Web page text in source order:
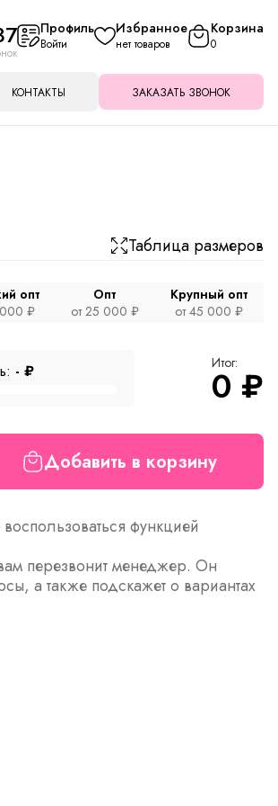
Профиль
Войти
Избранное
нет товаров
Корзина
0
КОНТАКТЫ ЗАКАЗАТЬ ЗВОНОК
Таблица размеров
опт
₽
Опт
от 25 000 ₽
Крупный опт
от 45 000 ₽
- ₽ Итог:
0 ₽
Добавить в корзину
функцией
перезвонит менеджер. Он
а также подскажет о вариантах